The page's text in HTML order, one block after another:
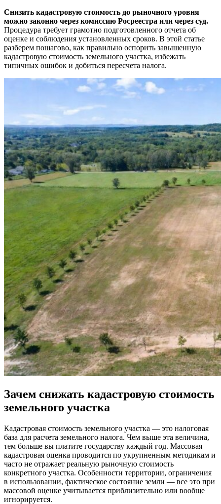
Снизить кадастровую стоимость до рыночного уровня
можно законно через комиссию Росреестра или через суд.
Процедура требует грамотно подготовленного отчета об
оценке и соблюдения установленных сроков. В этой статье
разберем пошагово, как правильно оспорить завышенную
кадастровую стоимость земельного участка, избежать
типичных ошибок и добиться пересчета налога.
Зачем снижать кадастровую стоимость
земельного участка
Кадастровая стоимость земельного участка — это налоговая
база для расчета земельного налога. Чем выше эта величина,
тем больше вы платите государству каждый год. Массовая
кадастровая оценка проводится по укрупненным методикам и
часто не отражает реальную рыночную стоимость
конкретного участка. Особенности территории, ограничения
в использовании, фактическое состояние земли — все это при
массовой оценке учитывается приблизительно или вообще
игнорируется.